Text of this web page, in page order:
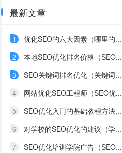
最新文章
1
优化SEO的六大因素（哪里的...
2
本地SEO优化排名价格（SEO...
3
SEO关键词排名优化（关键词...
4
网站优化SEO工程师（SEO优...
5
SEO优化入门的基础教程方法...
6
对学校的SEO优化的建议（学...
7
SEO优化培训学院广告（SEO...